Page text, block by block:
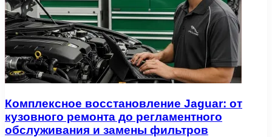
Комплексное восстановление Jaguar: от
кузовного ремонта до регламентного
обслуживания и замены фильтров